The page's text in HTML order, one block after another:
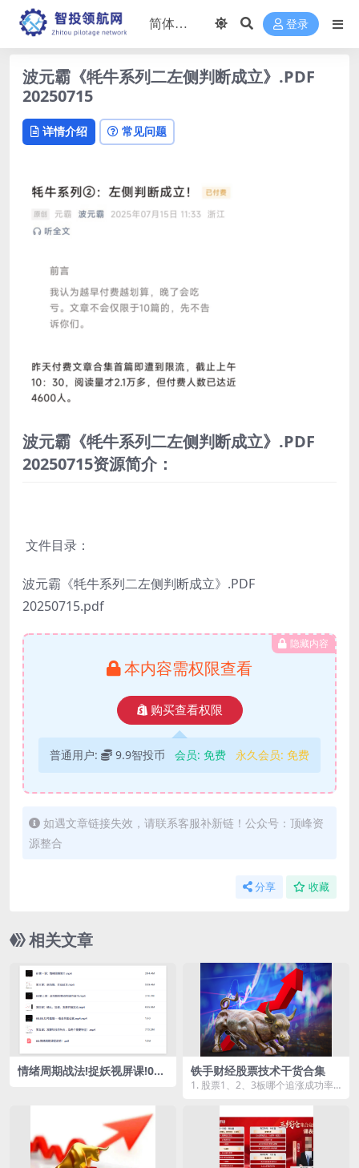
登录
波元霸《牦牛系列二左侧判断成立》.PDF
20250715
详情介绍 常见问题
波元霸《牦牛系列二左侧判断成立》.PDF
20250715资源简介：
文件目录：
波元霸《牦牛系列二左侧判断成立》.PDF
20250715.pdf
隐藏内容
本内容需权限查看
购买查看权限
普通用户: 9.9智投币 会员: 免费 永久会员: 免费
如遇文章链接失效，请联系客服补新链！公众号：顶峰资
源整合
分享 收藏
相关文章
情绪周期战法!捉妖视屏课!0基
铁手财经股票技术干货合集
1. 股票1、2、3板哪个追涨成功率